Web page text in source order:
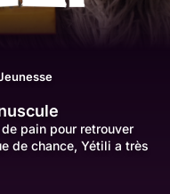
pain pour retrouver
de chance, Yétili a très